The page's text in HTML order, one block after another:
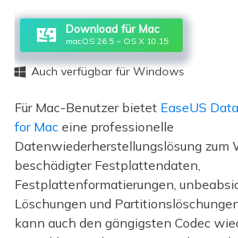
Download für Mac
macOS 26.5 ~ OS X 10.15
 Auch verfügbar für Windows
Für Mac-Benutzer bietet EaseUS
for Mac eine professionelle
Datenwiederherstellungslösung zum
beschädigter Festplattendaten,
Festplattenformatierungen,
Löschungen und
kann auch den gängigsten Codec